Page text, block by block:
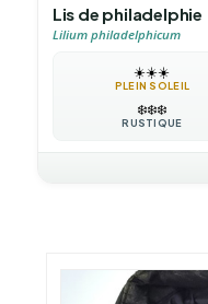
Lis de philadelphie
Lilium philadelphicum
☀️☀️☀️
PLEIN SOLEIL
❄️❄️❄️
RUSTIQUE